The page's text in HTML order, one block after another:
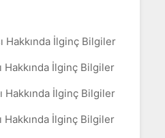
Hakkında İlginç Bilgiler
Hakkında İlginç Bilgiler
Hakkında İlginç Bilgiler
Hakkında İlginç Bilgiler